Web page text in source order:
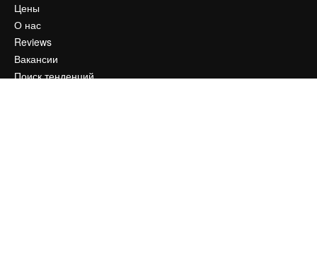
Цены
О нас
Reviews
Вакансии
Поиск тенденций